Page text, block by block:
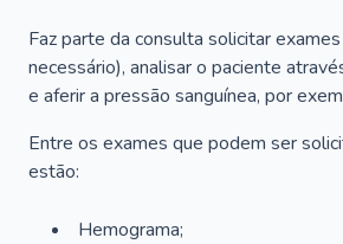
Faz parte da consulta solicitar
necessário), analisar o paciente
e aferir a pressão sanguínea, por
Entre os exames que podem ser
estão:
Hemograma;